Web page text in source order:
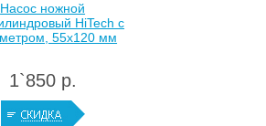
Насос ножной
HiTech с
55х120 мм
1`850 р.